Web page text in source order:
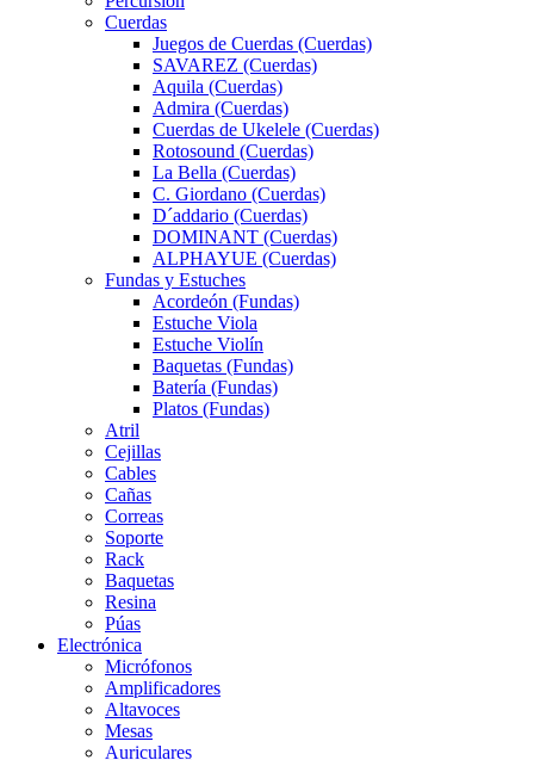
Cuerdas
Juegos de Cuerdas (Cuerdas)
SAVAREZ (Cuerdas)
Aquila (Cuerdas)
Admira (Cuerdas)
Cuerdas de Ukelele (Cuerdas)
Rotosound (Cuerdas)
La Bella (Cuerdas)
C. Giordano (Cuerdas)
D´addario (Cuerdas)
DOMINANT (Cuerdas)
ALPHAYUE (Cuerdas)
Fundas y Estuches
Acordeón (Fundas)
Estuche Viola
Estuche Violín
Baquetas (Fundas)
Batería (Fundas)
Platos (Fundas)
Atril
Cejillas
Cables
Cañas
Correas
Soporte
Rack
Baquetas
Resina
Púas
Electrónica
Micrófonos
Amplificadores
Altavoces
Mesas
Auriculares